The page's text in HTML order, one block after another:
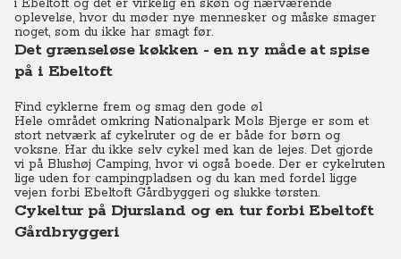
i Ebeltoft og det er virkelig en skøn og nærværende
oplevelse, hvor du møder nye mennesker og måske smager
noget, som du ikke har smagt før.
Det grænseløse køkken - en ny måde at spise
på i Ebeltoft
Find cyklerne frem og smag den gode øl
Hele området omkring Nationalpark Mols Bjerge er som et
stort netværk af cykelruter og de er både for børn og
voksne. Har du ikke selv cykel med kan de lejes. Det gjorde
vi på Blushøj Camping, hvor vi også boede. Der er cykelruten
lige uden for campingpladsen og du kan med fordel ligge
vejen forbi Ebeltoft Gårdbyggeri og slukke tørsten.
Cykeltur på Djursland og en tur forbi Ebeltoft
Gårdbryggeri